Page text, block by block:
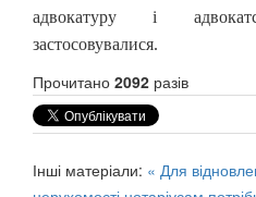
адвокатуру і
застосовувалися.
Прочитано 2092 разів
Інші матеріали: « Для